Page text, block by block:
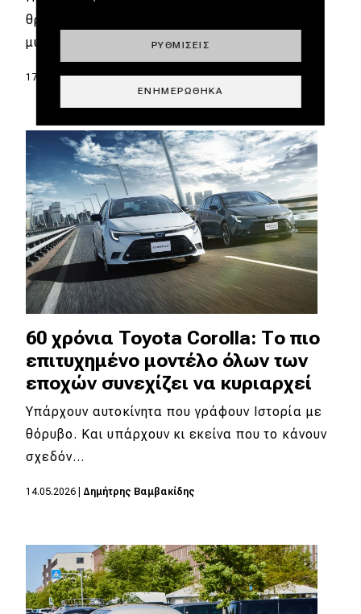
θρύλους. Ελάχιστοι όμως έχουν το βάρος, τη
μυθολογία και την…
17.05.2026|Γιάννης Κουτσουφλάκης
60 χρόνια Toyota Corolla: Το πιο
επιτυχημένο μοντέλο όλων των
εποχών συνεχίζει να κυριαρχεί
Υπάρχουν αυτοκίνητα που γράφουν Ιστορία με
θόρυβο. Και υπάρχουν κι εκείνα που το κάνουν
σχεδόν…
14.05.2026 Δημήτρης Βαμβακίδης
ΡΥΘΜΊΣΕΙΣ
ΕΝΗΜΕΡΏΘΗΚΑ